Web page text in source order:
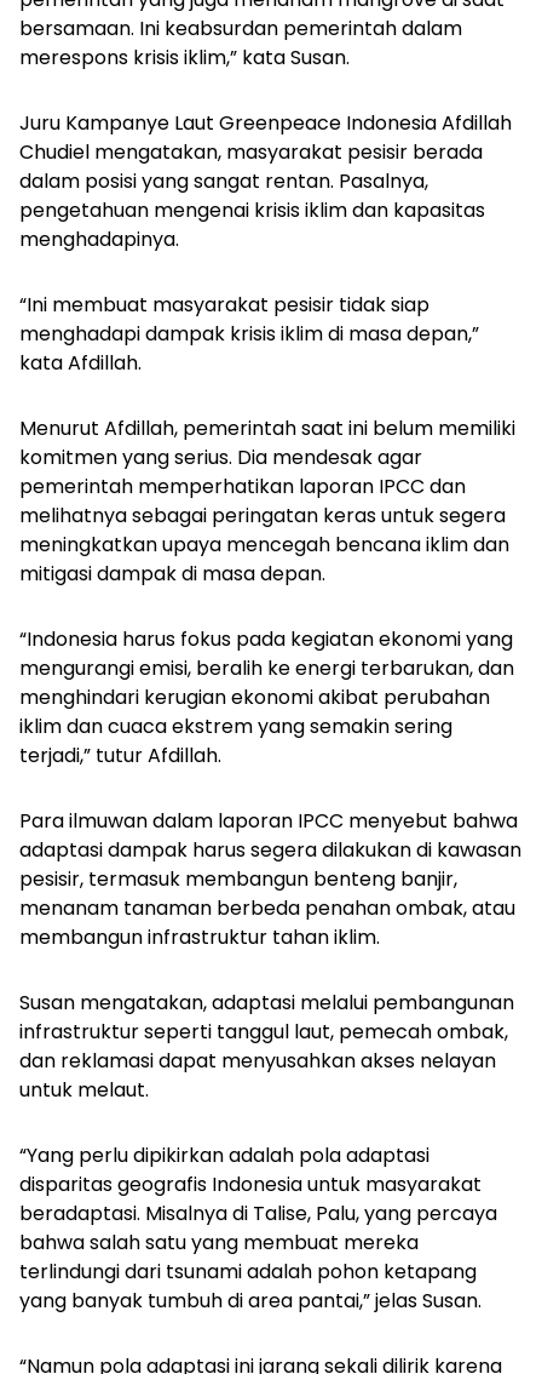
bersamaan. Ini keabsurdan pemerintah dalam
merespons krisis iklim,” kata Susan.
Juru Kampanye Laut Greenpeace Indonesia Afdillah
Chudiel mengatakan, masyarakat pesisir berada
dalam posisi yang sangat rentan. Pasalnya,
pengetahuan mengenai krisis iklim dan kapasitas
menghadapinya.
“Ini membuat masyarakat pesisir tidak siap
menghadapi dampak krisis iklim di masa depan,”
kata Afdillah.
Menurut Afdillah, pemerintah saat ini belum memiliki
komitmen yang serius. Dia mendesak agar
pemerintah memperhatikan laporan IPCC dan
melihatnya sebagai peringatan keras untuk segera
meningkatkan upaya mencegah bencana iklim dan
mitigasi dampak di masa depan.
“Indonesia harus fokus pada kegiatan ekonomi yang
mengurangi emisi, beralih ke energi terbarukan, dan
menghindari kerugian ekonomi akibat perubahan
iklim dan cuaca ekstrem yang semakin sering
terjadi,” tutur Afdillah.
Para ilmuwan dalam laporan IPCC menyebut bahwa
adaptasi dampak harus segera dilakukan di kawasan
pesisir, termasuk membangun benteng banjir,
menanam tanaman berbeda penahan ombak, atau
membangun infrastruktur tahan iklim.
Susan mengatakan, adaptasi melalui pembangunan
infrastruktur seperti tanggul laut, pemecah ombak,
dan reklamasi dapat menyusahkan akses nelayan
untuk melaut.
“Yang perlu dipikirkan adalah pola adaptasi
disparitas geografis Indonesia untuk masyarakat
beradaptasi. Misalnya di Talise, Palu, yang percaya
bahwa salah satu yang membuat mereka
terlindungi dari tsunami adalah pohon ketapang
yang banyak tumbuh di area pantai,” jelas Susan.
“Namun pola adaptasi ini jarang sekali dilirik karena